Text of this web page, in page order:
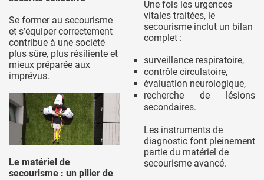
Se former au secourisme
et s’équiper correctement
contribue à une société
plus sûre, plus résiliente et
mieux préparée aux
imprévus.
Le matériel de
secourisme : un pilier de
Une fois les urgences
vitales traitées, le
secourisme inclut un bilan
complet :
surveillance respiratoire,
contrôle circulatoire,
évaluation neurologique,
recherche de lésions
secondaires.
Les instruments de
diagnostic font pleinement
partie du matériel de
secourisme avancé.